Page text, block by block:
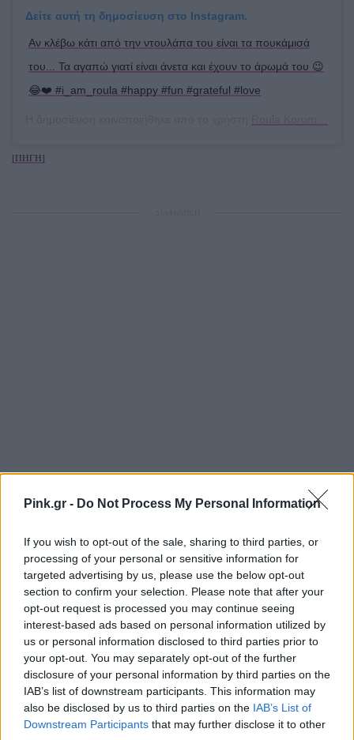
Pink.gr - Do Not Process My Personal Information
If you wish to opt-out of the sale, sharing to third parties, or
processing of your personal or sensitive information for
targeted advertising by us, please use the below opt-out
section to confirm your selection. Please note that after your
opt-out request is processed you may continue seeing
interest-based ads based on personal information utilized by
us or personal information disclosed to third parties prior to
your opt-out. You may separately opt-out of the further
disclosure of your personal information by third parties on the
IAB’s list of downstream participants. This information may
also be disclosed by us to third parties on the IAB’s List of
Downstream Participants that may further disclose it to other
Δείτε αυτή τη δημοσίευση στο Instagram.
Αν κλέβω κάτι από την ντουλάπα του είναι τα πουκάμισά
του... Τα αγαπώ γιατί είναι άνετα και έχουν το άρωμά του 😉
😂❤️ #i_am_roula #happy #fun #grateful #love
[ΠΗΓΗ]
Ακολουθήστε το Pink.gr στοGoogle Newsκαι
μάθετε πρώτοι τα πιο hot νέα.
Ακολουθήστε το Pink.gr και στοInstagram